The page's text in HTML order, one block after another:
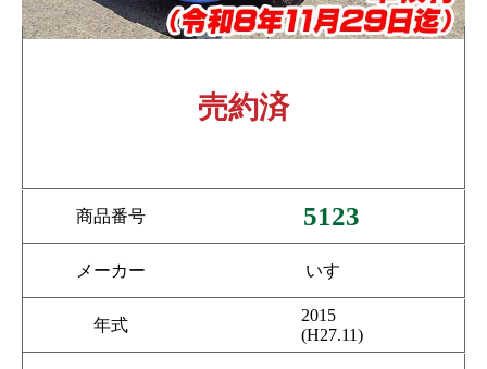
売約済
商品番号 5123
メーカー いすゞ
年式
2015
(H27.11)